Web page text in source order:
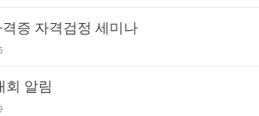
증 자격검정 세미나
회 알림